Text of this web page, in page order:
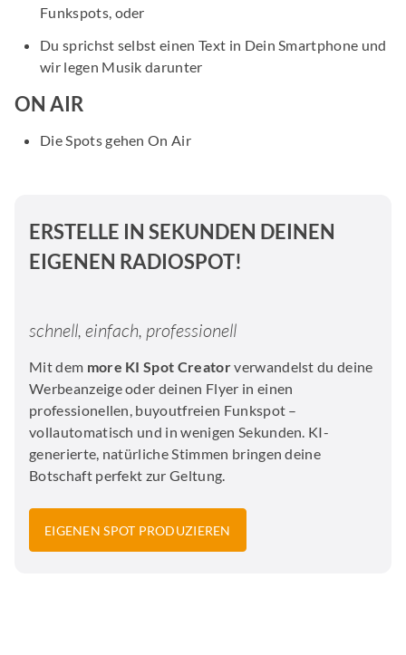
Funkspots, oder
Du sprichst selbst einen Text in Dein Smartphone und
wir legen Musik darunter
ON AIR
Die Spots gehen On Air
ERSTELLE IN SEKUNDEN DEINEN
EIGENEN RADIOSPOT!
schnell, einfach, professionell
Mit dem more KI Spot Creatorverwandelst du deine
Werbeanzeige oder deinen Flyer in einen
professionellen, buyoutfreien Funkspot –
vollautomatisch und in wenigen Sekunden. KI-
generierte, natürliche Stimmen bringen deine
Botschaft perfekt zur Geltung.
EIGENEN SPOT PRODUZIEREN